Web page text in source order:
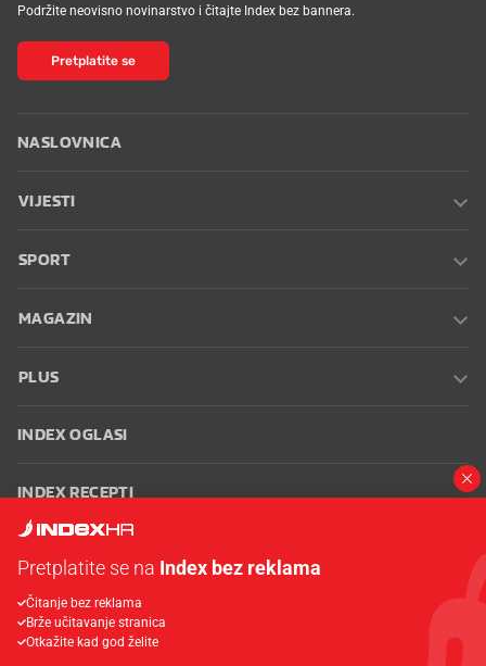
Podržite neovisno novinarstvo i čitajte Index bez bannera.
Pretplatite se
NASLOVNICA
VIJESTI
SPORT
MAGAZIN
PLUS
INDEX OGLASI
INDEX RECEPTI
Oglašavanje Zaposli se na Indexu
korištenja
Postavke kolačića
Pretplatite se na Index bez reklama
Čitanje bez reklama
Brže učitavanje stranica
Otkažite kad god želite